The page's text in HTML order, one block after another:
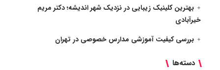
بهترین کلینیک زیبایی در نزدیک شهر اندیشه؛ دکتر مریم
خیرآبادی
بررسی کیفیت آموزشی مدارس خصوصی در تهران
دسته‌ها